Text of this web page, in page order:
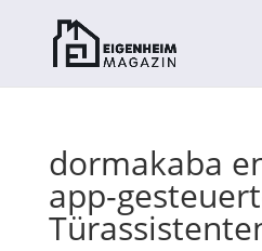
dormakaba
app-